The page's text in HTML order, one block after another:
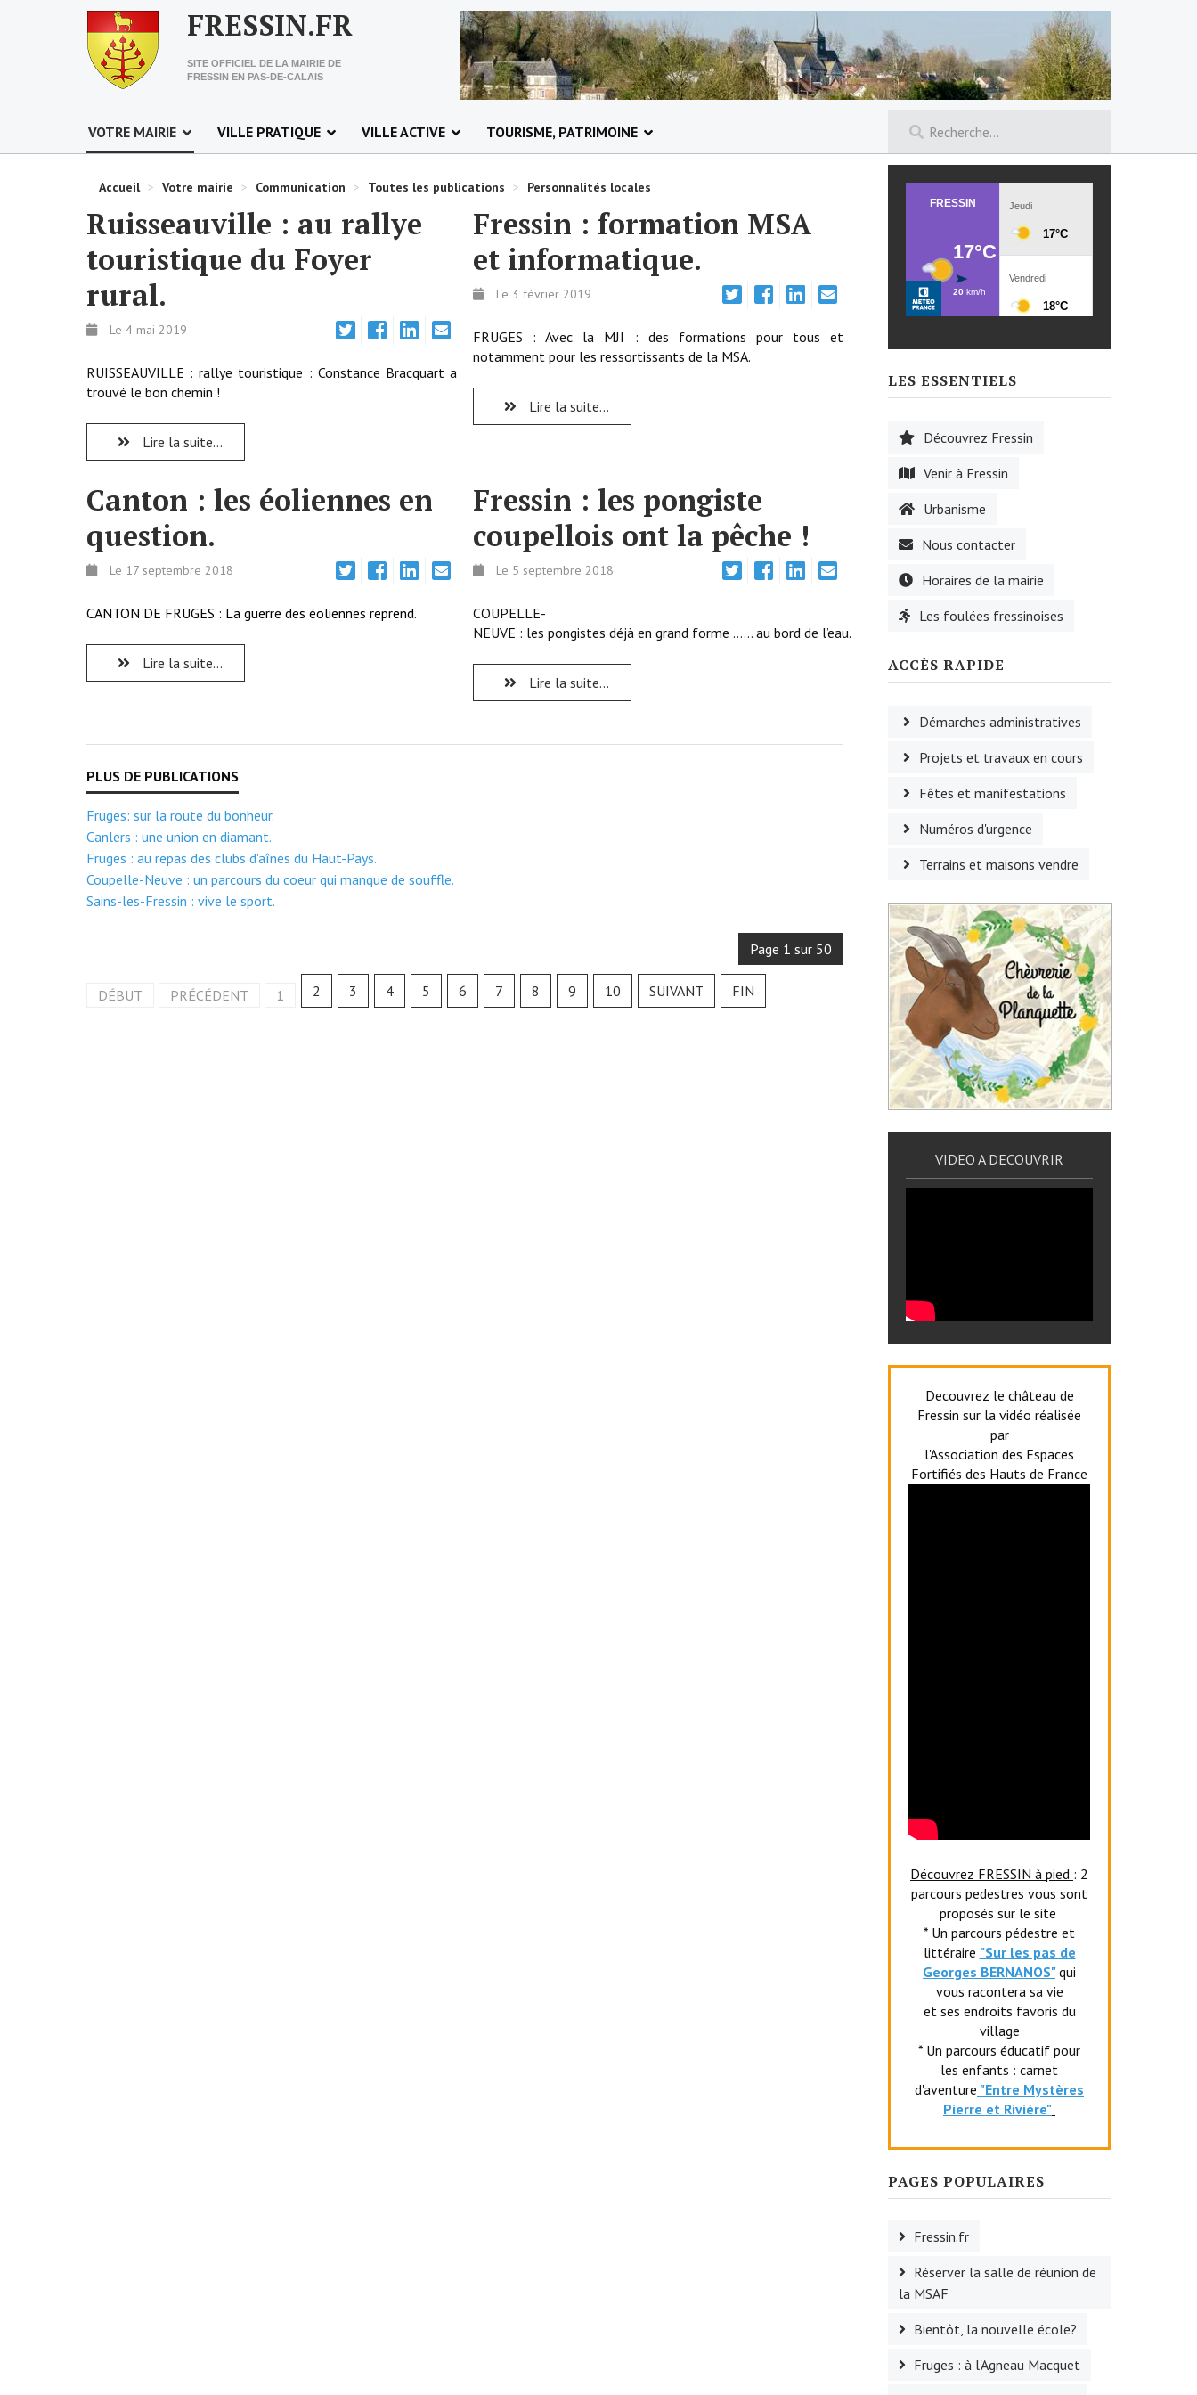
FRESSIN.FR
SITE OFFICIEL DE LA MAIRIE DE
FRESSIN EN PAS-DE-CALAIS
VOTRE MAIRIE VILLE PRATIQUE VILLE ACTIVE TOURISME, PATRIMOINE
Accueil > Votre mairie > Communication > Toutes les publications > Personnalités locales
Ruisseauville : au rallye
touristique du Foyer
rural.
Le 4 mai 2019
RUISSEAUVILLE : rallye touristique : Constance Bracquart a
trouvé le bon chemin !
Lire la suite...
Fressin : formation MSA
et informatique.
Le 3 février 2019
FRUGES : Avec la MJI : des formations pour tous et
notamment pour les ressortissants de la MSA.
Lire la suite...
Canton : les éoliennes en
question.
Le 17 septembre 2018
CANTON DE FRUGES : La guerre des éoliennes reprend.
Lire la suite...
Fressin : les pongiste
coupellois ont la pêche !
Le 5 septembre 2018
COUPELLE-
NEUVE : les pongistes déjà en grand forme …… au bord de l’eau.
Lire la suite...
Fruges: sur la route du bonheur.
Canlers : une union en diamant.
Fruges : au repas des clubs d'aînés du Haut-Pays.
Coupelle-Neuve : un parcours du coeur qui manque de souffle.
Sains-les-Fressin : vive le sport.
Page 1 sur 50
DÉBUT PRÉCÉDENT 1 2 3 4 5 6 7 8 9 10 SUIVANT FIN
LES ESSENTIELS
Découvrez Fressin
Venir à Fressin
Urbanisme
Nous contacter
Horaires de la mairie
Les foulées fressinoises
ACCÈS RAPIDE
Démarches administratives
Projets et travaux en cours
Fêtes et manifestations
Numéros d'urgence
Terrains et maisons vendre
VIDEO A DECOUVRIR
Decouvrez le château de
Fressin sur la vidéo réalisée
par
l'Association des Espaces
Fortifiés des Hauts de France
Découvrez FRESSIN à pied : 2
parcours pedestres vous sont
proposés sur le site
* Un parcours pédestre et
littéraire "Sur les pas de
Georges BERNANOS" qui
vous racontera sa vie
et ses endroits favoris du
village
* Un parcours éducatif pour
les enfants : carnet
d'aventure "Entre Mystères
Pierre et Rivière"
PAGES POPULAIRES
Fressin.fr
Réserver la salle de réunion de
la MSAF
Bientôt, la nouvelle école?
Fruges : à l'Agneau Macquet